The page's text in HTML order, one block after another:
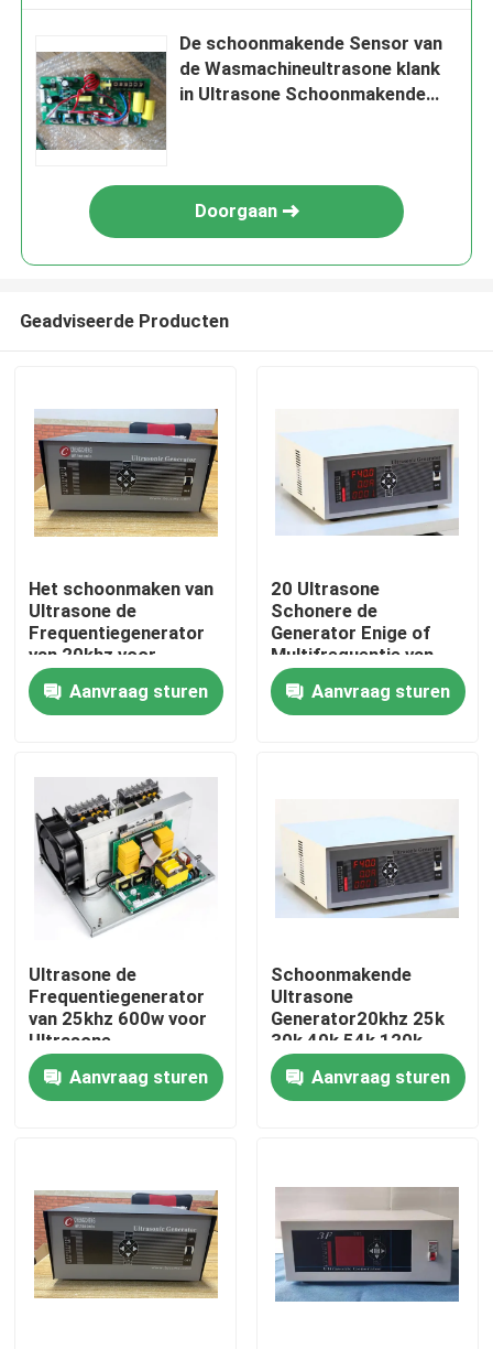
Huis
Producten
Ongeveer ons
Fabrieksreis
Kwaliteitscontrole
Contacteer ons
Ultrasone schoonmaak transducer
krachtige ultrasone transducer
De schoonmakende Sensor van
de Wasmachineultrasone klank
in Ultrasone Schoonmakende
Doorgaan
Geadviseerde Producten
Het schoonmaken van
Ultrasone de
Frequentiegenerator
van 20khz voor
Ultrasone
Reinigingsmachine
Aanvraag sturen
20 Ultrasone
Schonere de
Generator Enige of
Multifrequentie van
Khz
Aanvraag sturen
Ultrasone de
Frequentiegenerator
van 25khz 600w voor
Ultrasone
Reinigingsmachine
Aanvraag sturen
Schoonmakende
Ultrasone
Generator20khz 25k
30k 40k 54k 120k
2000k Digitale
ControleAanvraag sturen